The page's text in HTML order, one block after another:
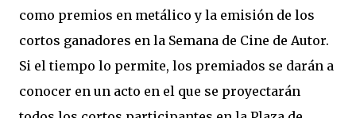
como premios en metálico y la emisión de los
cortos ganadores en la Semana de Cine de Autor.
Si el tiempo lo permite, los premiados se darán a
conocer en un acto en el que se proyectarán